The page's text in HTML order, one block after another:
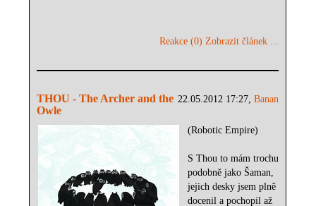
Reakce (0) Zobrazit článek ...
22.05.2012 17:27,Banan
THOU - The Archer and the
Owle
(Robotic Empire)
S Thou to mám trochu
podobně jako Šaman,
jejich desky jsem plně
docenil a pochopil až